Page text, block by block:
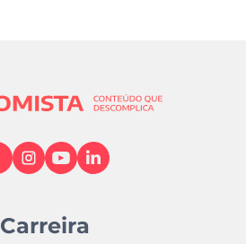
Carreira